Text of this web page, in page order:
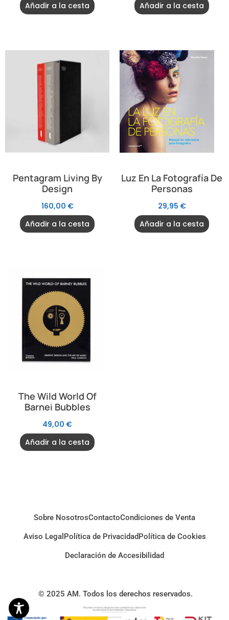
Añadir a la cesta
Añadir a la cesta
Pentagram Living By
Design
160,00 €
Añadir a la cesta
Luz En La Fotografía De
Personas
29,95 €
Añadir a la cesta
The Wild World Of
Barnei Bubbles
49,00 €
Añadir a la cesta
Sobre NosotrosContactoCondiciones de Venta
Aviso Legal Política de PrivacidadPolítica de Cookies
Declaración de Accesibilidad
© 2025 AM. Todos los derechos reservados.